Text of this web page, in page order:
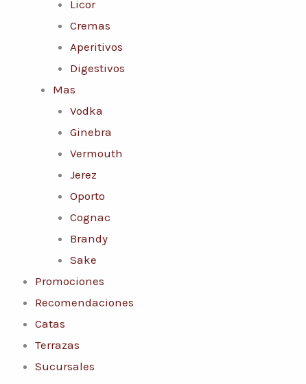
Licor
Cremas
Aperitivos
Digestivos
Mas
Vodka
Ginebra
Vermouth
Jerez
Oporto
Cognac
Brandy
Sake
Promociones
Recomendaciones
Catas
Terrazas
Sucursales